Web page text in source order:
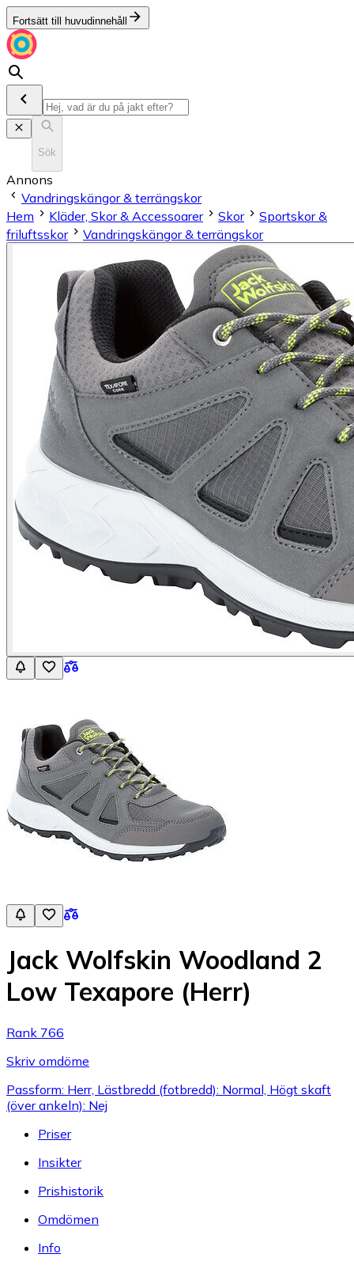
Fortsätt till huvudinnehåll
Sök
Annons
Vandringskängor & terrängskor
Hem
Kläder, Skor & Accessoarer Skor
Sportskor &
friluftsskor
Vandringskängor & terrängskor
Jack Wolfskin Woodland 2
Low Texapore (Herr)
Rank 766
Skriv omdöme
Passform: Herr, Lästbredd (fotbredd): Normal, Högt skaft
(över ankeln): Nej
Priser
Insikter
Prishistorik
Omdömen
Info